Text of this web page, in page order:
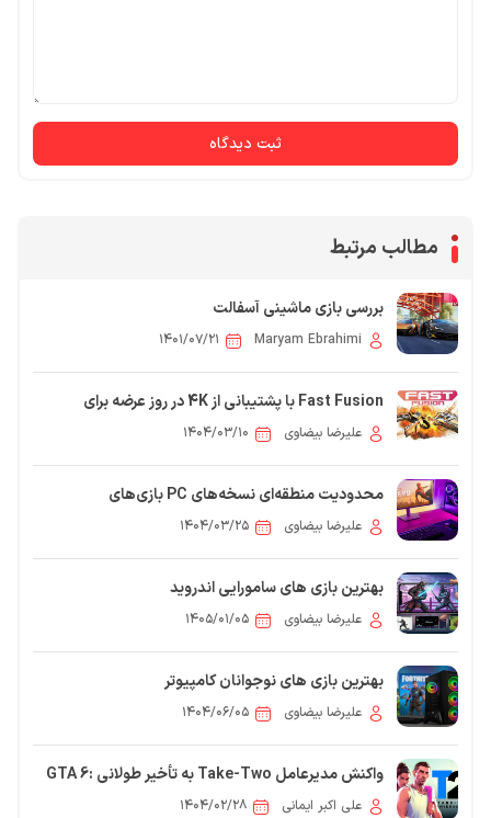
ثبت دیدگاه
مطالب مرتبط
بررسی بازی ماشینی آسفالت
Maryam Ebrahimi ۱۴۰۱/۰۷/۲۱
Fast Fusion با پشتیبانی از 4K در روز عرضه برای
Switch 2 منتشر می‌شود
علیرضا بیضاوی ۱۴۰۴/۰۳/۱۰
محدودیت منطقه‌ای نسخه‌های PC بازی‌های
پلی‌استیشن در استیم برداشته شد
علیرضا بیضاوی ۱۴۰۴/۰۳/۲۵
بهترین بازی های سامورایی اندروید
علیرضا بیضاوی ۱۴۰۵/۰۱/۰۵
بهترین بازی های نوجوانان کامپیوتر
علیرضا بیضاوی ۱۴۰۴/۰۶/۰۵
واکنش مدیرعامل Take-Two به تأخیر طولانی GTA 6:
Rockstar هر سال «چند بار» GTA جدید منتشر می‌کند
علی اکبر ایمانی ۱۴۰۴/۰۲/۲۸